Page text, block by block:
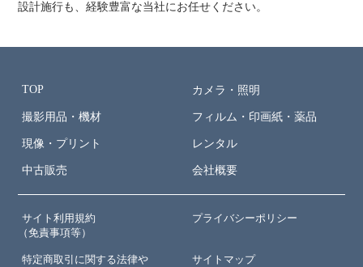
設計施行も、経験豊富な当社にお任せください。
TOP カメラ・照明
撮影用品・機材 フィルム・印画紙・薬品
現像・プリント レンタル
中古販売 会社概要
サイト利用規約
（免責事項等）
プライバシーポリシー
特定商取引に関する法律や
サイトマップ